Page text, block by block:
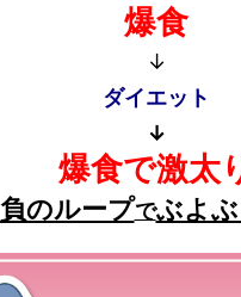
爆食
↓
ダイエット
↓
爆食で激太
負のループでぶよ